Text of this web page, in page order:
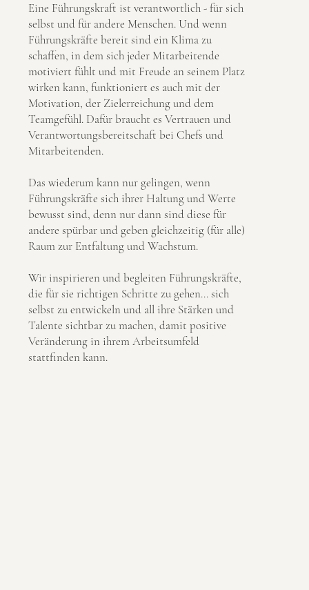
Eine Führungskraft ist verantwortlich - für sich
selbst und für andere Menschen. Und wenn
Führungskräfte bereit sind ein Klima zu
schaffen, in dem sich jeder Mitarbeitende
motiviert fühlt und mit Freude an seinem Platz
wirken kann, funktioniert es auch mit der
Motivation, der Zielerreichung und dem
Teamgefühl. Dafür braucht es Vertrauen und
Verantwortungsbereitschaft bei Chefs und
Mitarbeitenden.
Das wiederum kann nur gelingen, wenn
Führungskräfte sich ihrer Haltung und Werte
bewusst sind, denn nur dann sind diese für
andere spürbar und geben gleichzeitig (für alle)
Raum zur Entfaltung und Wachstum.
Wir inspirieren und begleiten Führungskräfte,
die für sie richtigen Schritte zu gehen… sich
selbst zu entwickeln und all ihre Stärken und
Talente sichtbar zu machen, damit positive
Veränderung in ihrem Arbeitsumfeld
stattfinden kann.